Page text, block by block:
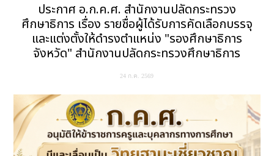
ประกาศ อ.ก.ค.ศ. สำนักงานปลัดกระทรวง
ศึกษาธิการ เรื่อง รายชื่อผู้ได้รับการคัดเลือกบรรจุ
และแต่งตั้งให้ดำรงตำแหน่ง "รองศึกษาธิการ
จังหวัด" สำนักงานปลัดกระทรวงศึกษาธิการ
24 ก.ค. 2569